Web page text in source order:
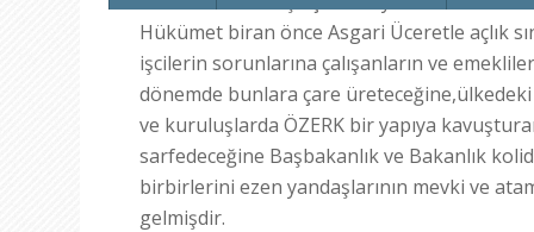
Hükümet biran önce Asgari Üceretle açlık
işcilerin sorunlarına çalışanların ve
dönemde bunlara çare
ve kuruluşlarda ÖZERK bir yapıya
sarfedeceğine Başbakanlık ve Bakanlık
birbirlerini ezen yandaşlarının mevki ve
gelmişdir.